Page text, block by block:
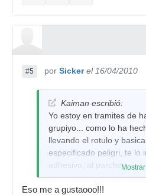
#5 por Sicker el 16/04/2010
Kaiman escribió:
Yo estoy en tramites de
grupiyo... como lo ha
llevando el rotulo y
especificado peligri, te lo
adhesivo, al parche y
no he notado en la
cambio ^^
Eso me a gustaooo!!!